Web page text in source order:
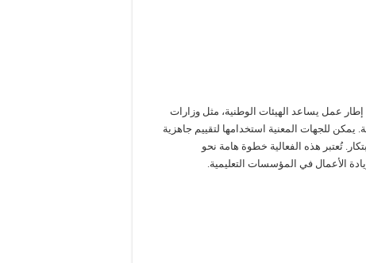
عمل يساعد الهيئات الوطنية، مثل وزارات
يمكن للجهات المعنية استخدامها لتقييم جاهزية
تُعتبر هذه الفعالية خطوة هامة نحو
الأعمال في المؤسسات التعليمية.